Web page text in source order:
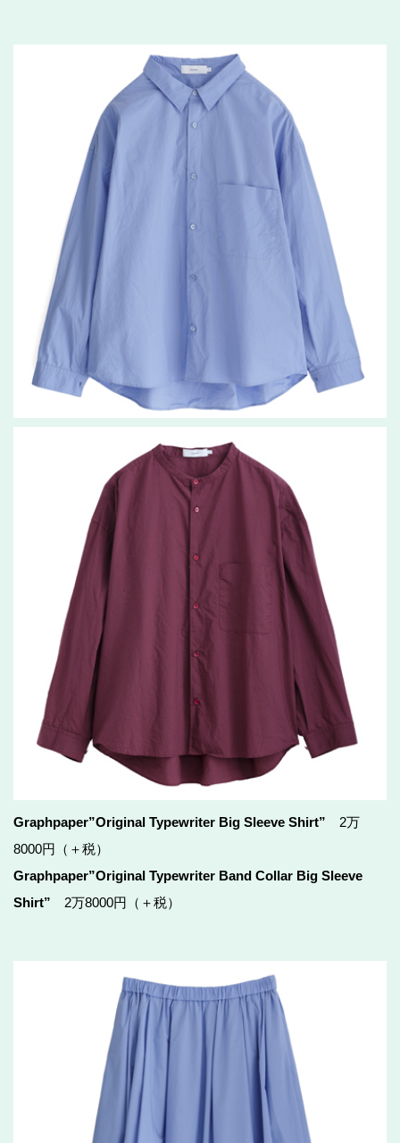
Graphpaper”Original Typewriter Big Sleeve Shirt” 2万
8000円（＋税）
Graphpaper”Original Typewriter Band Collar Big Sleeve
Shirt” 2万8000円（＋税）